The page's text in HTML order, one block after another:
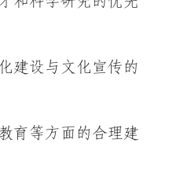
建设与文化宣传的
育等方面的合理建